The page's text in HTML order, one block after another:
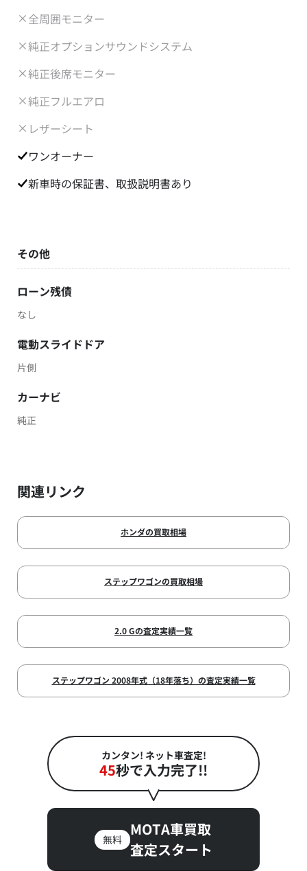
全周囲モニター
純正オプションサウンドシステム
純正後席モニター
純正フルエアロ
レザーシート
ワンオーナー
新車時の保証書、取扱説明書あり
その他
ローン残債
なし
電動スライドドア
片側
カーナビ
純正
関連リンク
ホンダの買取相場
ステップワゴンの買取相場
2.0 Gの査定実績一覧
ステップワゴン 2008年式（18年落ち）の査定実績一覧
カンタン! ネット車査定!
45秒で入力完了!!
無料
MOTA車買取
査定スタート